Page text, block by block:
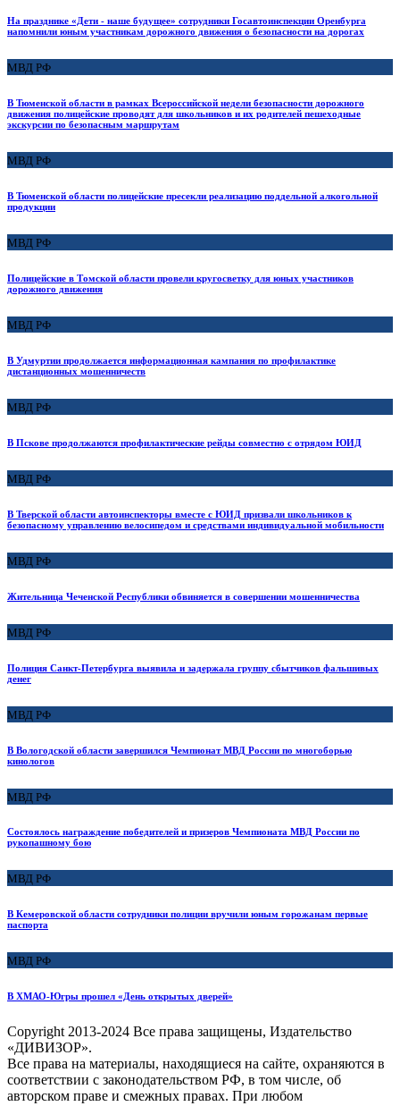
На празднике «Дети - наше будущее» сотрудники Госавтоинспекции Оренбурга
напомнили юным участникам дорожного движения о безопасности на дорогах
МВД РФ
В Тюменской области в рамках Всероссийской недели безопасности дорожного
движения полицейские проводят для школьников и их родителей пешеходные
экскурсии по безопасным маршрутам
МВД РФ
В Тюменской области полицейские пресекли реализацию поддельной алкогольной
продукции
МВД РФ
Полицейские в Томской области провели кругосветку для юных участников
дорожного движения
МВД РФ
В Удмуртии продолжается информационная кампания по профилактике
дистанционных мошенничеств
МВД РФ
В Пскове продолжаются профилактические рейды совместно с отрядом ЮИД
МВД РФ
В Тверской области автоинспекторы вместе с ЮИД призвали школьников к
безопасному управлению велосипедом и средствами индивидуальной мобильности
МВД РФ
Жительница Чеченской Республики обвиняется в совершении мошенничества
МВД РФ
Полиция Санкт-Петербурга выявила и задержала группу сбытчиков фальшивых
денег
МВД РФ
В Вологодской области завершился Чемпионат МВД России по многоборью
кинологов
МВД РФ
Состоялось награждение победителей и призеров Чемпионата МВД России по
рукопашному бою
МВД РФ
В Кемеровской области сотрудники полиции вручили юным горожанам первые
паспорта
МВД РФ
В ХМАО-Югры прошел «День открытых дверей»
Copyright 2013-2024 Все права защищены, Издательство
«ДИВИЗОР».
Все права на материалы, находящиеся на сайте, охраняются в
соответствии с законодательством РФ, в том числе, об
авторском праве и смежных правах. При любом